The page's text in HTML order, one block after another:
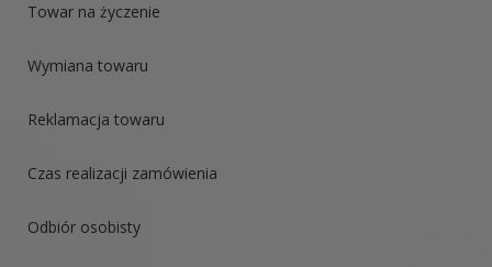
Towar na życzenie
Wymiana towaru
Reklamacja towaru
Czas realizacji zamówienia
Odbiór osobisty